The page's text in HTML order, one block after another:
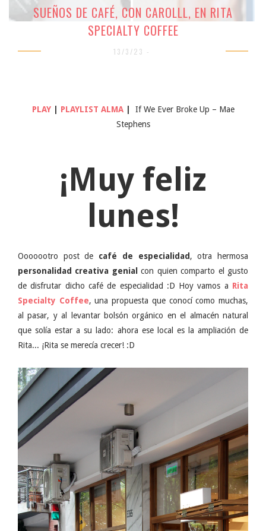
SUEÑOS DE CAFÉ, CON CAROLLL, EN RITA
SPECIALTY COFFEE
13/3/23 -
PLAY| PLAYLIST ALMA|
If We Ever Broke Up – Mae
Stephens
¡Muy feliz
lunes!
Ooooootro post de café de especialidad , otra hermosa
personalidad creativa genial con quien comparto el gusto
de disfrutar dicho café de especialidad :D Hoy vamos a Rita
Specialty Coffee, una propuesta que conocí como muchas,
al pasar, y al levantar bolsón orgánico en el almacén natural
que solía estar a su lado: ahora ese local es la ampliación de
Rita... ¡Rita se merecía crecer! :D